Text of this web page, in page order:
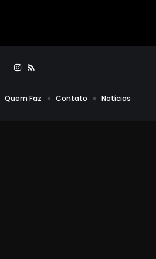
Quem Faz Contato Notícias